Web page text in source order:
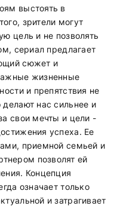
выстоять в
зрители могут
цель и не позволять
сериал предлагает
сюжет и
жизненные
и препятствия не
нас сильнее и
свои мечты и цели -
успеха. Ее
приемной семьей и
позволят ей
Концепция
означает только
и затрагивает